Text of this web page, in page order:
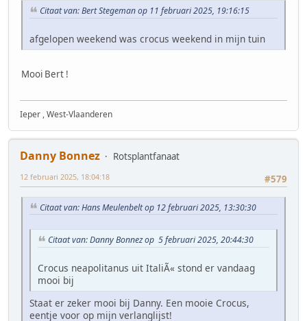
Citaat van: Bert Stegeman op 11 februari 2025, 19:16:15
afgelopen weekend was crocus weekend in mijn tuin
Mooi Bert !
Ieper , West-Vlaanderen
Danny Bonnez
Rotsplantfanaat
#579
12 februari 2025, 18:04:18
Citaat van: Hans Meulenbelt op 12 februari 2025, 13:30:30
Citaat van: Danny Bonnez op 5 februari 2025, 20:44:30
Crocus neapolitanus uit ItaliÃ« stond er vandaag
mooi bij
Staat er zeker mooi bij Danny. Een mooie Crocus,
eentje voor op mijn verlanglijst!